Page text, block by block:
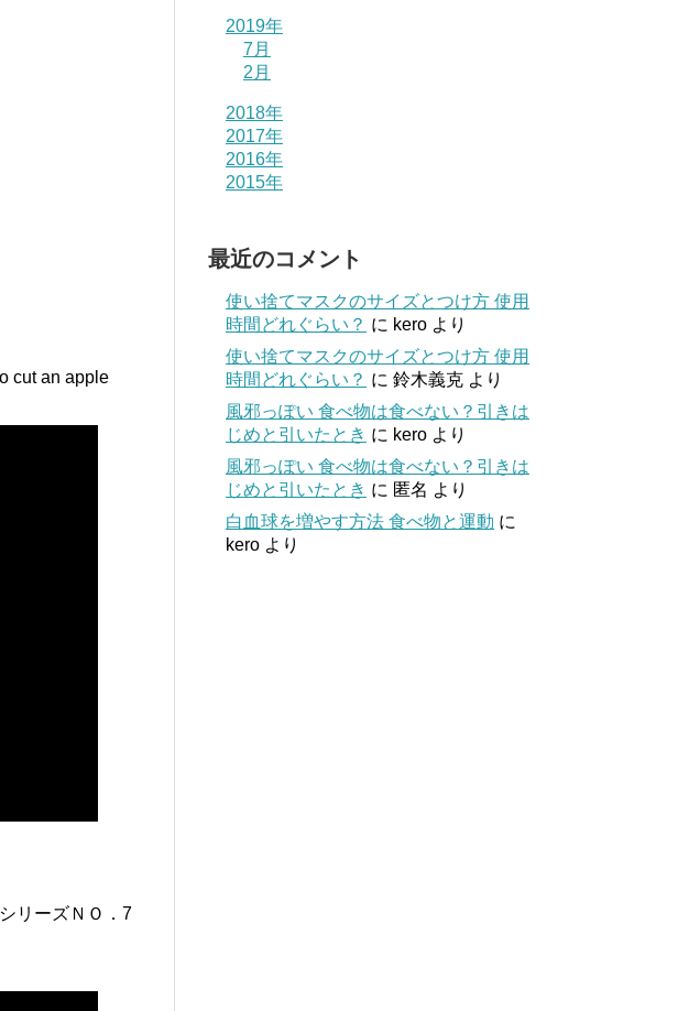
cut an apple
リーズＮＯ．7
2019年
7月
2月
2018年
2017年
2016年
2015年
最近のコメント
使い捨てマスクのサイズとつけ方 使用
時間どれぐらい？ に kero より
使い捨てマスクのサイズとつけ方 使用
時間どれぐらい？ に 鈴木義克 より
風邪っぽい 食べ物は食べない？引きは
じめと引いたとき に kero より
風邪っぽい 食べ物は食べない？引きは
じめと引いたとき に 匿名 より
白血球を増やす方法 食べ物と運動 に
kero より